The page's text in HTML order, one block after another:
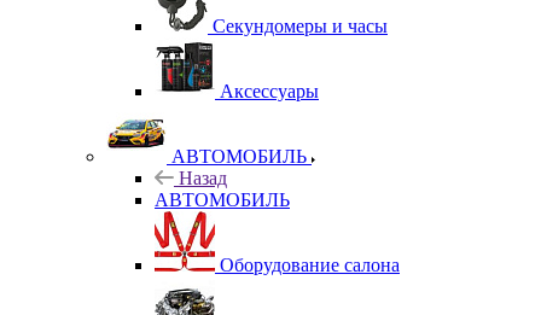
Секундомеры и часы
Аксессуары
АВТОМОБИЛЬ
Назад
АВТОМОБИЛЬ
Оборудование салона